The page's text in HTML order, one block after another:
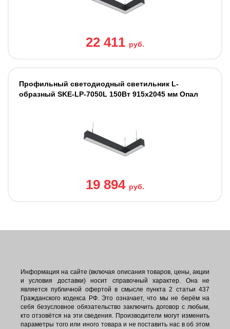
22 411 руб.
Профильный светодиодный светильник L-
образный SKE-LP-7050L 150Вт 915x2045 мм Опал
19 894 руб.
Информация на сайте (включая описания товаров, цены, акции
и условия доставки) носит справочный характер. Она не
является публичной офертой в смысле пункта 2 статьи 437
Гражданского кодекса РФ. Это означает, что мы не берём на
себя безусловное обязательство заключить договор с любым,
кто отзовётся на эти сведения. Производители могут изменить
параметры того или иного товара и не поставить нас в об этом